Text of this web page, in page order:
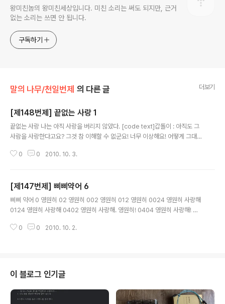
왕미친놈의 왕미친세상입니다. 미친 소리는 써도 되지만, 근거
없는 소리는 쓰면 안 됩니다.
구독하기
말의 나무/천일번제 의 다른 글 더보기
[제148번제] 끝없는 사랑 1
끝없는 사랑 나는 아직 사랑을 버리지 않았다. [code text]갑돌이 : 아직도 그
사람을 사랑한다고요? 그것 참 이해할 수 없군요! 너무 이상해요! 어떻게 그대
요? 난 그대를 놀리는 거라고요! 을동이 : 하지만 그건 가장 좋은 사랑의 말입니
에 절단되어 있네요. 처음 적은 대로 절단(!)하겠습니다. 이 글은 스프링노트에
서 작성되었습니다.
0 0 2010. 10. 3.
[제147번제] 삐삐약어 6
삐삐 약어 0 영원히 02 영원히 002 영원히 012 영원히 0024 영원히 사랑해
0124 영원히 사랑해 0402 영원히 사랑해. 영원히! 0404 영원히 사랑해! 영
노트에서 작성되었습니다.
0 0 2010. 10. 2.
이 블로그 인기글